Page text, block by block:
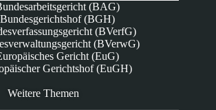
(BAG)
Bundesgerichtshof (BGH)
(BVerfG)
(BVerwG)
Gericht (EuG)
Gerichtshof (EuGH)
Weitere Themen